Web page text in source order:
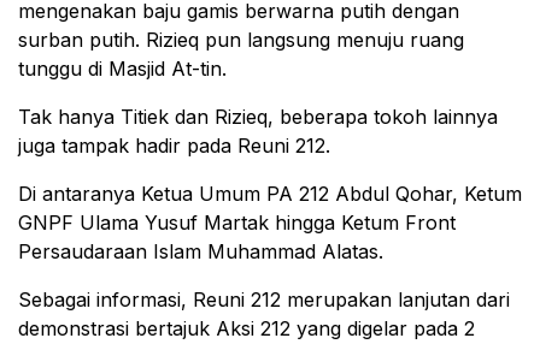
mengenakan baju gamis berwarna putih dengan
surban putih. Rizieq pun langsung menuju ruang
tunggu di Masjid At-tin.
Tak hanya Titiek dan Rizieq, beberapa tokoh lainnya
juga tampak hadir pada Reuni 212.
Di antaranya Ketua Umum PA 212 Abdul Qohar, Ketum
GNPF Ulama Yusuf Martak hingga Ketum Front
Persaudaraan Islam Muhammad Alatas.
Sebagai informasi, Reuni 212 merupakan lanjutan dari
demonstrasi bertajuk Aksi 212 yang digelar pada 2